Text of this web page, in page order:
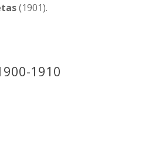
(1901).
1910